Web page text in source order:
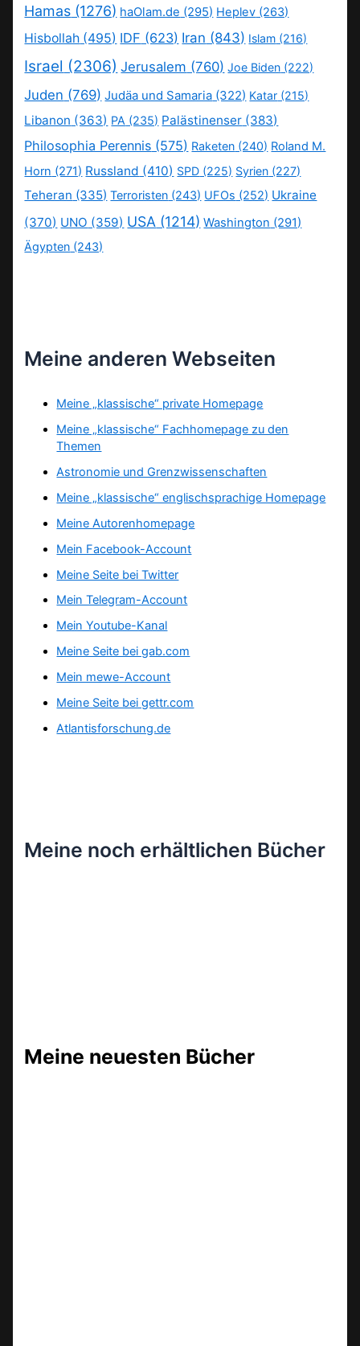
Hamas (1276) haOlam.de (295) Heplev (263)
Hisbollah (495) IDF (623) Iran (843) Islam (216)
Israel (2306) Jerusalem (760) Joe Biden (222)
Juden (769) Judäa und Samaria (322) Katar (215)
Libanon (363) PA (235) Palästinenser (383)
Philosophia Perennis (575) Raketen (240) Roland M.
Horn (271) Russland (410) SPD (225) Syrien (227)
Teheran (335) Terroristen (243) UFOs (252) Ukraine
(370) UNO (359) USA (1214) Washington (291)
Ägypten (243)
Meine anderen Webseiten
Meine „klassische“ private Homepage
Meine „klassische“ Fachhomepage zu den
Themen
Astronomie und Grenzwissenschaften
Meine „klassische“ englischsprachige Homepage
Meine Autorenhomepage
Mein Facebook-Account
Meine Seite bei Twitter
Mein Telegram-Account
Mein Youtube-Kanal
Meine Seite bei gab.com
Mein mewe-Account
Meine Seite bei gettr.com
Atlantisforschung.de
Meine noch erhältlichen Bücher
Meine neuesten Bücher